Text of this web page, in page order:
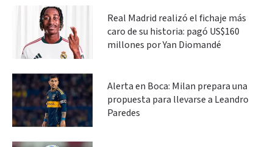
Real Madrid realizó el fichaje más
caro de su historia: pagó US$160
millones por Yan Diomandé
Alerta en Boca: Milan prepara una
propuesta para llevarse a Leandro
Paredes